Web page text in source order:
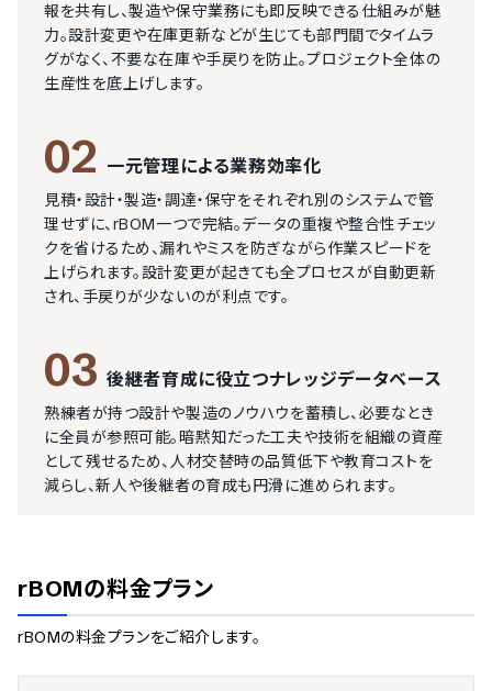
報を共有し、製造や保守業務にも即反映できる仕組みが魅
力。設計変更や在庫更新などが生じても部門間でタイムラ
グがなく、不要な在庫や手戻りを防止。プロジェクト全体の
生産性を底上げします。
02 一元管理による業務効率化
見積・設計・製造・調達・保守をそれぞれ別のシステムで管
理せずに、rBOM一つで完結。データの重複や整合性チェッ
クを省けるため、漏れやミスを防ぎながら作業スピードを
上げられます。設計変更が起きても全プロセスが自動更新
され、手戻りが少ないのが利点です。
03 後継者育成に役立つナレッジデータベース
熟練者が持つ設計や製造のノウハウを蓄積し、必要なとき
に全員が参照可能。暗黙知だった工夫や技術を組織の資産
として残せるため、人材交替時の品質低下や教育コストを
減らし、新人や後継者の育成も円滑に進められます。
rBOMの料金プラン
rBOMの料金プランをご紹介します。